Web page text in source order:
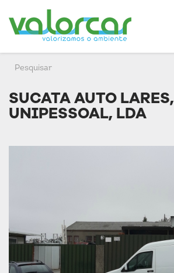
SUCATA AUTO LARES,
UNIPESSOAL, LDA